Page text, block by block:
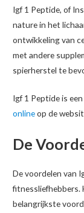
Igf 1 Peptide, of
nature in het
ontwikkeling van
met andere
spierherstel te
Igf 1 Peptide is
onlineop de
De
De voordelen van
fitnessliefhebbers.
belangrijkste